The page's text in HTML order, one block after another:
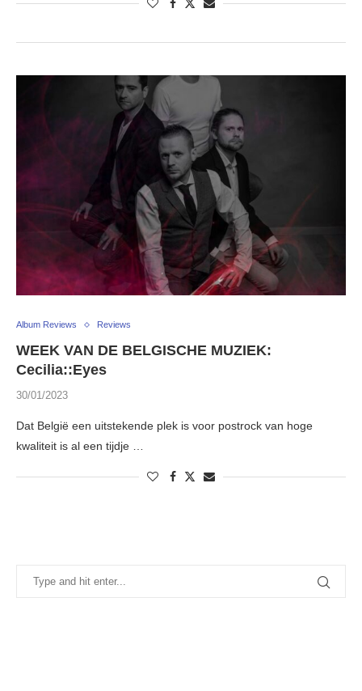
Album Reviews Reviews
WEEK VAN DE BELGISCHE MUZIEK:
Cecilia::Eyes
30/01/2023
Dat België een uitstekende plek is voor postrock van hoge
kwaliteit is al een tijdje …